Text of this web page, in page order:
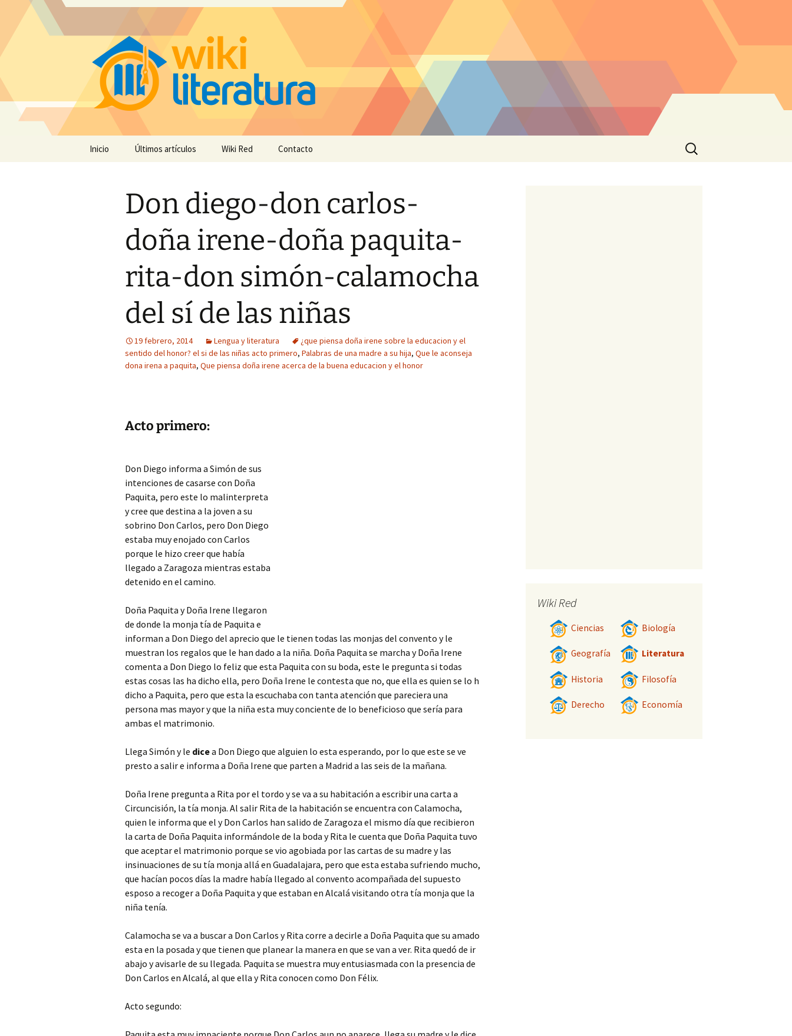
Inicio Últimos artículos Wiki Red Contacto
Buscar:
Don diego-don carlos-
doña irene-doña paquita-
rita-don simón-calamocha
del sí de las niñas
19 febrero, 2014 Lengua y literatura
¿que piensa doña irene sobre la educacion y el
sentido del honor? el si de las niñas acto primero, Palabras de una madre a su hija, Que le aconseja
dona irena a paquita, Que piensa doña irene acerca de la buena educacion y el honor
Acto primero:
Don Diego informa a Simón de sus
intenciones de casarse con Doña
Paquita, pero este lo malinterpreta
y cree que destina a la joven a su
sobrino Don Carlos, pero Don Diego
estaba muy enojado con Carlos
porque le hizo creer que había
llegado a Zaragoza mientras estaba
detenido en el camino.
Doña Paquita y Doña Irene llegaron
de donde la monja tía de Paquita e
informan a Don Diego del aprecio que le tienen todas las monjas del convento y le
muestran los regalos que le han dado a la niña. Doña Paquita se marcha y Doña Irene
comenta a Don Diego lo feliz que esta Paquita con su boda, este le pregunta si todas
estas cosas las ha dicho ella, pero Doña Irene le contesta que no, que ella es quien se lo h
dicho a Paquita, pero que esta la escuchaba con tanta atención que pareciera una
persona mas mayor y que la niña esta muy conciente de lo beneficioso que sería para
ambas el matrimonio.
Llega Simón y le dicea Don Diego que alguien lo esta esperando, por lo que este se ve
presto a salir e informa a Doña Irene que parten a Madrid a las seis de la mañana.
Doña Irene pregunta a Rita por el tordo y se va a su habitación a escribir una carta a
Circuncisión, la tía monja. Al salir Rita de la habitación se encuentra con Calamocha,
quien le informa que el y Don Carlos han salido de Zaragoza el mismo día que recibieron
la carta de Doña Paquita informándole de la boda y Rita le cuenta que Doña Paquita tuvo
que aceptar el matrimonio porque se vio agobiada por las cartas de su madre y las
insinuaciones de su tía monja allá en Guadalajara, pero que esta estaba sufriendo mucho,
que hacían pocos días la madre había llegado al convento acompañada del supuesto
esposo a recoger a Doña Paquita y que estaban en Alcalá visitando otra tía monja que la
niña tenía.
Calamocha se va a buscar a Don Carlos y Rita corre a decirle a Doña Paquita que su amado
esta en la posada y que tienen que planear la manera en que se van a ver. Rita quedó de ir
abajo y avisarle de su llegada. Paquita se muestra muy entusiasmada con la presencia de
Don Carlos en Alcalá, al que ella y Rita conocen como Don Félix.
Acto segundo:
Wiki Red
Ciencias Biología
Geografía Literatura
Historia Filosofía
Derecho Economía